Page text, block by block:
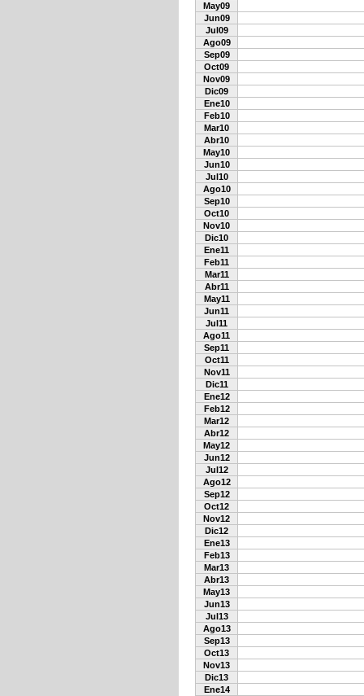
May09
Jun09
Jul09
Ago09
Sep09
Oct09
Nov09
Dic09
Ene10
Feb10
Mar10
Abr10
May10
Jun10
Jul10
Ago10
Sep10
Oct10
Nov10
Dic10
Ene11
Feb11
Mar11
Abr11
May11
Jun11
Jul11
Ago11
Sep11
Oct11
Nov11
Dic11
Ene12
Feb12
Mar12
Abr12
May12
Jun12
Jul12
Ago12
Sep12
Oct12
Nov12
Dic12
Ene13
Feb13
Mar13
Abr13
May13
Jun13
Jul13
Ago13
Sep13
Oct13
Nov13
Dic13
Ene14